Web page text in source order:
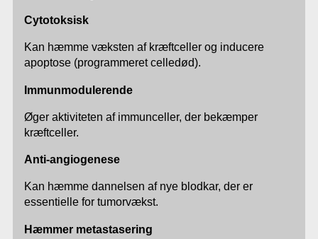
Cytotoksisk
Kan hæmme væksten af kræftceller og inducere
apoptose (programmeret celledød).
Immunmodulerende
Øger aktiviteten af immunceller, der bekæmper
kræftceller.
Anti-angiogenese
Kan hæmme dannelsen af nye blodkar, der er
essentielle for tumorvækst.
Hæmmer metastasering